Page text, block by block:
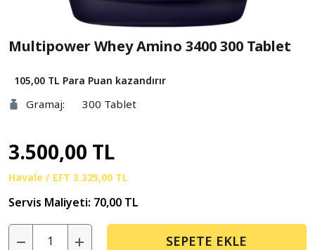
Multipower Whey Amino 3400 300 Tablet
105,00 TL Para Puan kazandırır
Gramaj: 300 Tablet
3.500,00 TL
Havale / EFT 3.325,00 TL
Servis Maliyeti: 70,00 TL
SEPETE EKLE